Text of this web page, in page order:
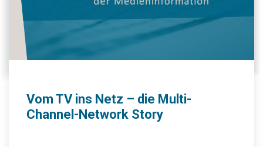
Vom TV ins Netz – die Multi-
Channel-Network Story